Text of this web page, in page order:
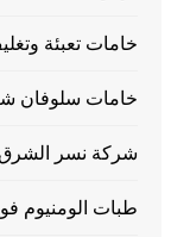
خامات تعبئة
خامات سلوفان
شركة نسر الشرق
طبات الومنيوم